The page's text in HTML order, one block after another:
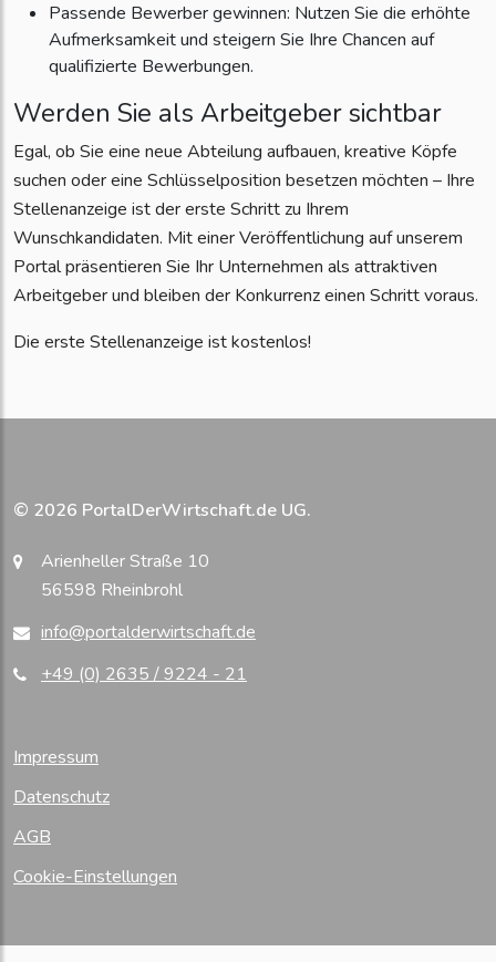
Passende Bewerber gewinnen: Nutzen Sie die erhöhte
Aufmerksamkeit und steigern Sie Ihre Chancen auf
qualifizierte Bewerbungen.
Werden Sie als Arbeitgeber sichtbar
Egal, ob Sie eine neue Abteilung aufbauen, kreative Köpfe
suchen oder eine Schlüsselposition besetzen möchten – Ihre
Stellenanzeige ist der erste Schritt zu Ihrem
Wunschkandidaten. Mit einer Veröffentlichung auf unserem
Portal präsentieren Sie Ihr Unternehmen als attraktiven
Arbeitgeber und bleiben der Konkurrenz einen Schritt voraus.
Die erste Stellenanzeige ist kostenlos!
© 2026 PortalDerWirtschaft.de UG.
Arienheller Straße 10
56598 Rheinbrohl
info@portalderwirtschaft.de
+49 (0) 2635 / 9224 - 21
Impressum
Datenschutz
AGB
Cookie-Einstellungen